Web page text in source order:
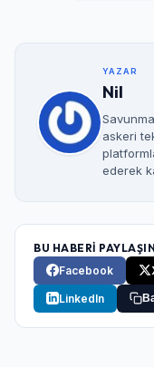
YAZAR
Nil
askeri
ederek
BU HABERİ PAYLAŞIN
Facebook
LinkedIn